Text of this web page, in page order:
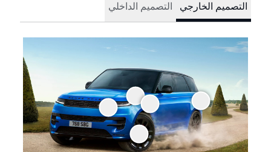
التصميم الخارجي التصميم الداخلي